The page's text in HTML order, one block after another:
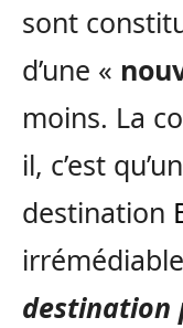
sont
d’une «
moins. La
il, c’est
destination
destination